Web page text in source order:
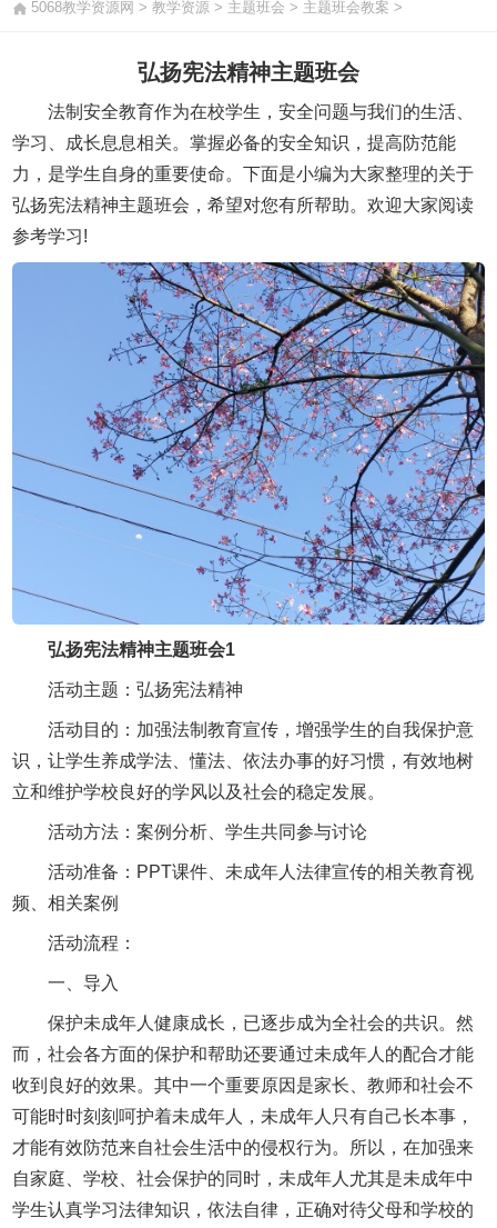
5068教学资源网 > 教学资源> 主题班会 > 主题班会教案 >
弘扬宪法精神主题班会
法制安全教育作为在校学生，安全问题与我们的生活、
学习、成长息息相关。掌握必备的安全知识，提高防范能
力，是学生自身的重要使命。下面是小编为大家整理的关于
弘扬宪法精神主题班会，希望对您有所帮助。欢迎大家阅读
参考学习!
弘扬宪法精神主题班会1
活动主题：弘扬宪法精神
活动目的：加强法制教育宣传，增强学生的自我保护意
识，让学生养成学法、懂法、依法办事的好习惯，有效地树
立和维护学校良好的学风以及社会的稳定发展。
活动方法：案例分析、学生共同参与讨论
活动准备：PPT课件、未成年人法律宣传的相关教育视
频、相关案例
活动流程：
一、导入
保护未成年人健康成长，已逐步成为全社会的共识。然
而，社会各方面的保护和帮助还要通过未成年人的配合才能
收到良好的效果。其中一个重要原因是家长、教师和社会不
可能时时刻刻呵护着未成年人，未成年人只有自己长本事，
才能有效防范来自社会生活中的侵权行为。所以，在加强来
自家庭、学校、社会保护的同时，未成年人尤其是未成年中
学生认真学习法律知识，依法自律，正确对待父母和学校的